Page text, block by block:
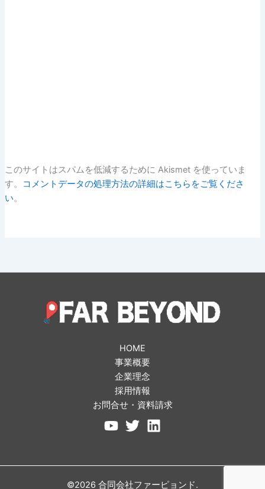
このサイトはスパムを低減するために Akismet を使っていま
す。
コメントデータの処理方法の詳細はこちらをご覧くださ
い。
HOME
事業概要
企業理念
採用情報
お問合せ・資料請求
©2026 合同会社ファーピョンド.